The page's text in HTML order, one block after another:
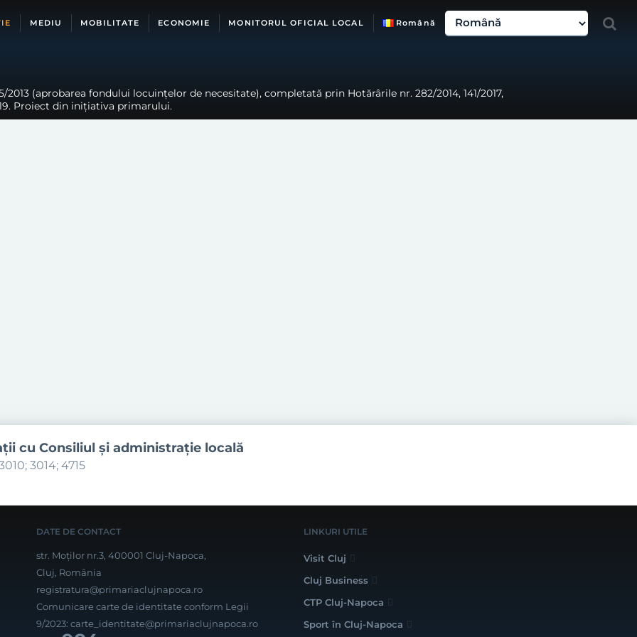
MEDIU MOBILITATE ECONOMIE MONITORUL OFICIAL LOCAL Română
(aprobarea fondului locuințelor de necesitate), completată prin Hotărârile nr. 282/2014, 141/2017,
Proiect din inițiativa primarului.
cu Consiliul şi administraţie locală
3014; 4715
DATE DE CONTACT
str. Moților nr.3, 400001 Cluj-Napoca,
Cluj, România
registratura@primariaclujnapoca.ro
Comunicare carte de identitate conform Legii
9/2023: carte_identitate@primariaclujnapoca.ro
LINKURI UTILE
Visit Cluj
Cluj Business
CTP Cluj-Napoca
Sport în Cluj-Napoca